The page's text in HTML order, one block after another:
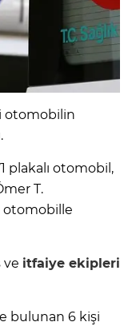
otomobilin
plakalı otomobil,
T.
otomobille
ve itfaiye ekipleri
bulunan 6 kişi